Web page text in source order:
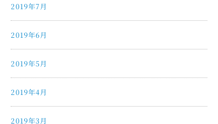
2019年7月
2019年6月
2019年5月
2019年4月
2019年3月